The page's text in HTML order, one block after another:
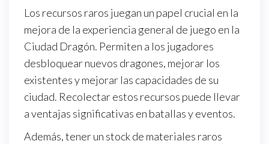
Los recursos raros juegan un papel crucial en la
mejora de la experiencia general de juego en la
Ciudad Dragón. Permiten a los jugadores
desbloquear nuevos dragones, mejorar los
existentes y mejorar las capacidades de su
ciudad. Recolectar estos recursos puede llevar
a ventajas significativas en batallas y eventos.
Además, tener un stock de materiales raros